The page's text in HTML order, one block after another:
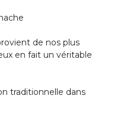
de nos plus
en fait un véritable
traditionnelle dans